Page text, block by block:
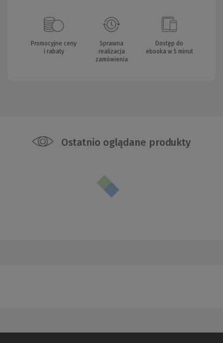
Promocyjne ceny
i rabaty
Sprawna
realizacja
zamówienia
Dostęp do
ebooka w 5 minut
Ostatnio oglądane produkty